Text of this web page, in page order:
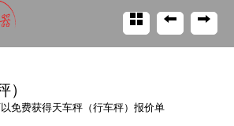
）
免费获得天车秤（行车秤） 报价单